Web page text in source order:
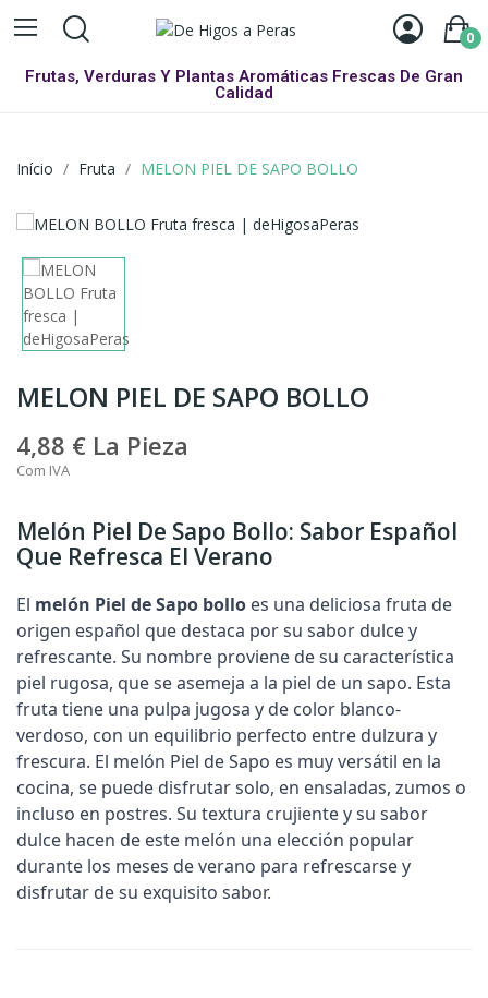
0
Frutas, Verduras Y Plantas Aromáticas Frescas De Gran
Calidad
Início Fruta MELON PIEL DE SAPO BOLLO
MELON PIEL DE SAPO BOLLO
4,88 € La Pieza
Com IVA
Melón Piel De Sapo Bollo: Sabor Español
Que Refresca El Verano
El melón Piel de Sapo bollo es una deliciosa fruta de
origen español que destaca por su sabor dulce y
refrescante. Su nombre proviene de su característica
piel rugosa, que se asemeja a la piel de un sapo. Esta
fruta tiene una pulpa jugosa y de color blanco-
verdoso, con un equilibrio perfecto entre dulzura y
frescura. El melón Piel de Sapo es muy versátil en la
cocina, se puede disfrutar solo, en ensaladas, zumos o
incluso en postres. Su textura crujiente y su sabor
dulce hacen de este melón una elección popular
durante los meses de verano para refrescarse y
disfrutar de su exquisito sabor.